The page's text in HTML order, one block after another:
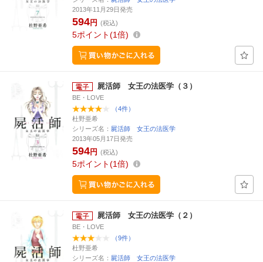
2013年11月29日発売
594円 (税込)
5ポイント 1倍
屍活師 女王の法医学（３）
BE・LOVE
（4件）
杜野亜希
シリーズ名： 屍活師 女王の法医学
2013年05月17日発売
594円 (税込)
5ポイント 1倍
屍活師 女王の法医学（２）
BE・LOVE
（9件）
杜野亜希
シリーズ名： 屍活師 女王の法医学